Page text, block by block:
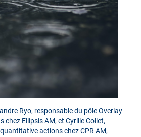
Ryo, responsable du pôle Overlay
chez Ellipsis AM, et Cyrille Collet,
actions chez CPR AM,